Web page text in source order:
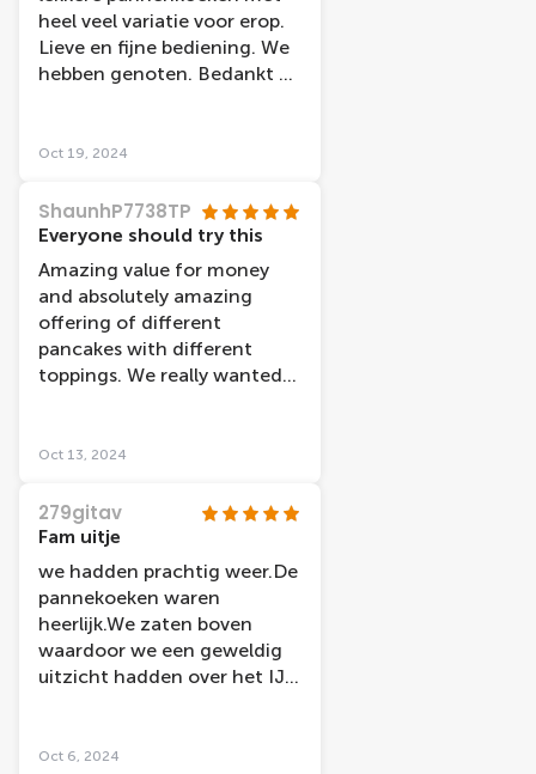
heel veel variatie voor erop.
Lieve en fijne bediening. We
hebben genoten. Bedankt en
Oct 19, 2024
ShaunhP7738TP
Everyone should try this
Amazing value for money
and absolutely amazing
offering of different
pancakes with different
toppings. We really wanted
couldn’t. Can’t recommend
try. Drinks a little pricey but
expected.
Oct 13, 2024
279gitav
Fam uitje
we hadden prachtig weer.De
pannekoeken waren
heerlijk.We zaten boven
waardoor we een geweldig
uitzicht hadden over het IJ.
logistiek liep alles perfect.
Oct 6, 2024